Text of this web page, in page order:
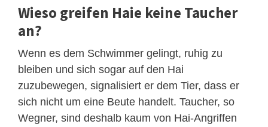
Wieso greifen Haie keine Taucher
an?
Wenn es dem Schwimmer gelingt, ruhig zu
bleiben und sich sogar auf den Hai
zuzubewegen, signalisiert er dem Tier, dass er
sich nicht um eine Beute handelt. Taucher, so
Wegner, sind deshalb kaum von Hai-Angriffen